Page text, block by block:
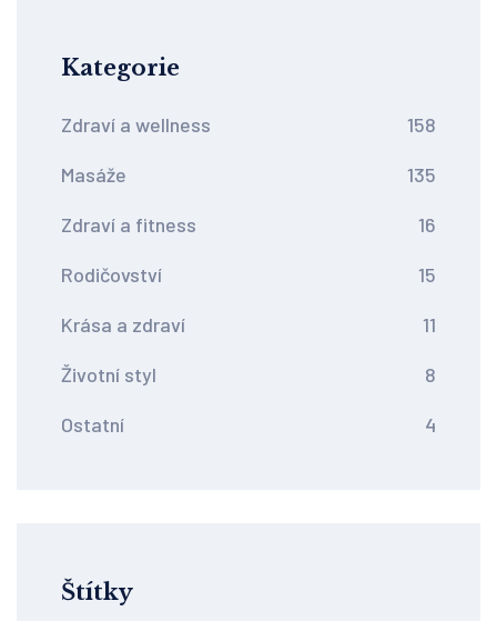
Kategorie
Zdraví a wellness 158
Masáže 135
Zdraví a fitness 16
Rodičovství 15
Krása a zdraví 11
Životní styl 8
Ostatní 4
Štítky